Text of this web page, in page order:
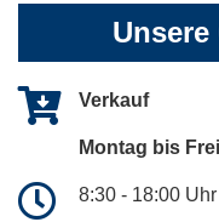
Verkauf
Montag bis
8:30 - 18:00 Uhr